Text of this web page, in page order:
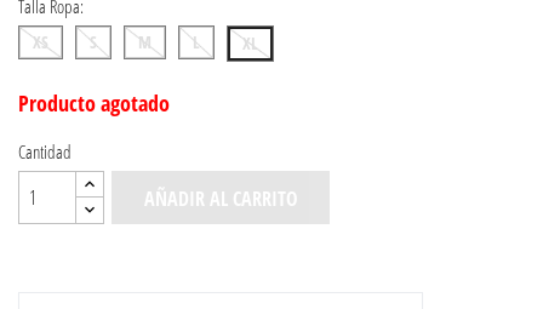
Talla Ropa:
XS S M L XL
Producto agotado
Cantidad
AÑADIR AL CARRITO